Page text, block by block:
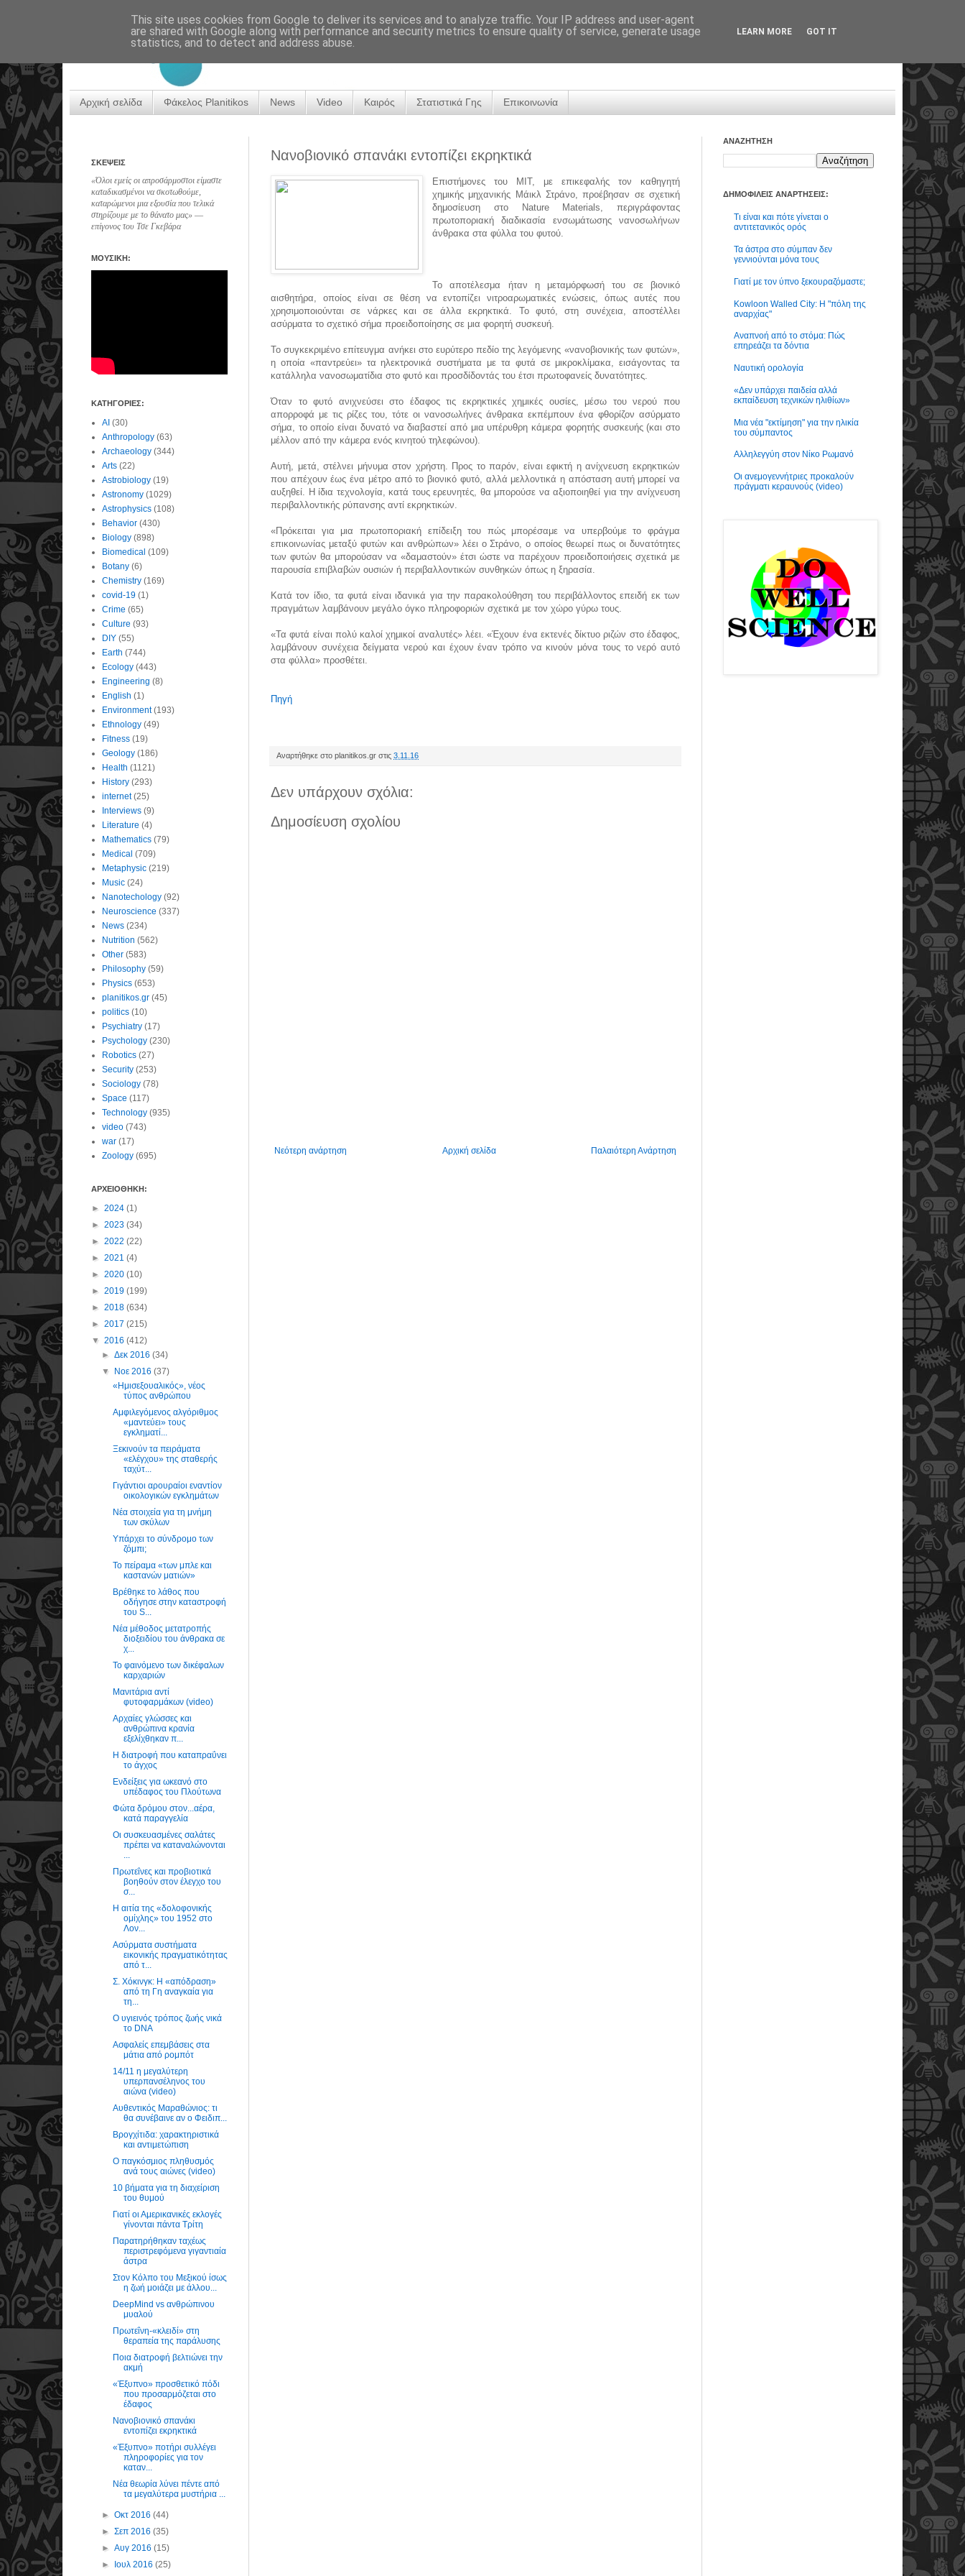
Αρχική σελίδα Φάκελος Planitikos News Video Καιρός Στατιστικά Γης Επικοινωνία
Νανοβιονικό σπανάκι εντοπίζει εκρηκτικά
Επιστήμονες του ΜΙΤ, με επικεφαλής τον καθηγητή
χημικής μηχανικής Μάικλ Στράνο, προέβησαν σε σχετική
δημοσίευση στο Nature Materials, περιγράφοντας
πρωτοποριακή διαδικασία ενσωμάτωσης νανοσωλήνων
άνθρακα στα φύλλα του φυτού.
Το αποτέλεσμα ήταν η μεταμόρφωσή του σε βιονικό
αισθητήρα, οποίος είναι σε θέση να εντοπίζει νιτροαρωματικές ενώσεις, όπως αυτές που
χρησιμοποιούνται σε νάρκες και σε άλλα εκρηκτικά. Το φυτό, στη συνέχεια, αποστέλλει
ασύρματα το σχετικό σήμα προειδοποίησης σε μια φορητή συσκευή.
Το συγκεκριμένο επίτευγμα ανήκει στο ευρύτερο πεδίο της λεγόμενης «νανοβιονικής των φυτών»,
η οποία «παντρεύει» τα ηλεκτρονικά συστήματα με τα φυτά σε μικροκλίμακα, εισάγοντας τα
κατάλληλα νανοσωματίδια στο φυτό και προσδίδοντάς του έτσι πρωτοφανείς δυνατότητες.
Όταν το φυτό ανιχνεύσει στο έδαφος τις εκρηκτικές χημικές ουσίες, μέσω του νερού που
απορροφά με τις ρίζες του, τότε οι νανοσωλήνες άνθρακα εκπέμπουν ένα φθορίζον ασύρματο
σήμα, το οποίο είναι δυνατό να διαβαστεί από μια υπέρυθρη κάμερα φορητής συσκευής (και στο
μέλλον από την κάμερα ενός κινητού τηλεφώνου).
Αυτή, μετά, στέλνει μήνυμα στον χρήστη. Προς το παρόν, είναι εφικτή η ανίχνευση εκρηκτικών
που απέχουν έως ένα μέτρο από το βιονικό φυτό, αλλά μελλοντικά η απόσταση αυτή μπορεί να
αυξηθεί. Η ίδια τεχνολογία, κατά τους ερευνητές, θα μπορούσε να αξιοποιηθεί για την ανίχνευση
περιβαλλοντικής ρύπανσης αντί εκρηκτικών.
«Πρόκειται για μια πρωτοποριακή επίδειξη του πώς μπορέσαμε να υπερβούμε το φράγμα
επικοινωνίας μεταξύ φυτών και ανθρώπων» λέει ο Στράνο, ο οποίος θεωρεί πως οι δυνατότητες
των φυτών θα μπορούσαν να «δαμαστούν» έτσι ώστε να παρέχουν προειδοποιήσεις σχετικά με
παρουσία επιβλαβών ουσιών ή περιβαλλοντικών συνθηκών όπως η ξηρασία.
Κατά τον ίδιο, τα φυτά είναι ιδανικά για την παρακολούθηση του περιβάλλοντος επειδή εκ των
πραγμάτων λαμβάνουν μεγάλο όγκο πληροφοριών σχετικά με τον χώρο γύρω τους.
«Τα φυτά είναι πολύ καλοί χημικοί αναλυτές» λέει. «Έχουν ένα εκτενές δίκτυο ριζών στο έδαφος,
λαμβάνουν συνέχεια δείγματα νερού και έχουν έναν τρόπο να κινούν μόνα τους το νερό αυτό
στα φύλλα» προσθέτει.
Πηγή
Αναρτήθηκε στο planitikos.gr στις 3.11.16
Δεν υπάρχουν σχόλια:
Δημοσίευση σχολίου
Νεότερη ανάρτηση Παλαιότερη Ανάρτηση
Αρχική σελίδα
ΣΚΕΨΕΙΣ
«Όλοι εμείς οι απροσάρμοστοι είμαστε
καταδικασμένοι να σκοτωθούμε,
καταρώμενοι μια εξουσία που τελικά
στηρίζουμε με το θάνατο μας» ―
επίγονος του Τσε Γκεβάρα
ΜΟΥΣΙΚΗ:
ΚΑΤΗΓΟΡΙΕΣ:
AI (30)
Anthropology (63)
Archaeology (344)
Arts (22)
Astrobiology (19)
Astronomy (1029)
Astrophysics (108)
Behavior (430)
Biology (898)
Biomedical (109)
Botany (6)
Chemistry (169)
covid-19 (1)
Crime (65)
Culture (93)
DIY (55)
Earth (744)
Ecology (443)
Engineering (8)
English (1)
Environment (193)
Ethnology (49)
Fitness (19)
Geology (186)
Health (1121)
History (293)
internet (25)
Interviews (9)
Literature (4)
Mathematics (79)
Medical (709)
Metaphysic (219)
Music (24)
Nanotechology (92)
Neuroscience (337)
News (234)
Nutrition (562)
Other (583)
Philosophy (59)
Physics (653)
planitikos.gr (45)
politics (10)
Psychiatry (17)
Psychology (230)
Robotics (27)
Security (253)
Sociology (78)
Space (117)
Technology (935)
video (743)
war (17)
Zoology (695)
ΑΡΧΕΙΟΘΗΚΗ:
► 2024 (1)
► 2023 (34)
► 2022 (22)
► 2021 (4)
► 2020 (10)
► 2019 (199)
► 2018 (634)
► 2017 (215)
▼ 2016 (412)
►Δεκ 2016(34)
▼ Νοε 2016(37)
«Ημισεξουαλικός», νέος
τύπος ανθρώπου
Αμφιλεγόμενος αλγόριθμος
«μαντεύει» τους
εγκληματί...
Ξεκινούν τα πειράματα
«ελέγχου» της σταθερής
ταχύτ...
Γιγάντιοι αρουραίοι εναντίον
οικολογικών εγκλημάτων
Νέα στοιχεία για τη μνήμη
των σκύλων
Υπάρχει το σύνδρομο των
ζόμπι;
Το πείραμα «των μπλε και
καστανών ματιών»
Βρέθηκε το λάθος που
οδήγησε στην καταστροφή
του S...
Νέα μέθοδος μετατροπής
διοξειδίου του άνθρακα σε
χ...
Το φαινόμενο των δικέφαλων
καρχαριών
Μανιτάρια αντί
φυτοφαρμάκων (video)
Αρχαίες γλώσσες και
ανθρώπινα κρανία
εξελίχθηκαν π...
Η διατροφή που καταπραΰνει
το άγχος
Ενδείξεις για ωκεανό στο
υπέδαφος του Πλούτωνα
Φώτα δρόμου στον...αέρα,
κατά παραγγελία
Οι συσκευασμένες σαλάτες
πρέπει να καταναλώνονται
Πρωτεΐνες και προβιοτικά
βοηθούν στον έλεγχο του
σ...
Η αιτία της «δολοφονικής
ομίχλης» του 1952 στο
Λον...
Ασύρματα συστήματα
εικονικής πραγματικότητας
από τ...
Σ. Χόκινγκ: Η «απόδραση»
από τη Γη αναγκαία για
τη...
Ο υγιεινός τρόπος ζωής νικά
το DNA
Ασφαλείς επεμβάσεις στα
μάτια από ρομπότ
14/11 η μεγαλύτερη
υπερπανσέληνος του
αιώνα (video)
Αυθεντικός Μαραθώνιος: τι
θα συνέβαινε αν ο Φειδιπ...
Βρογχίτιδα: χαρακτηριστικά
και αντιμετώπιση
Ο παγκόσμιος πληθυσμός
ανά τους αιώνες (video)
10 βήματα για τη διαχείριση
του θυμού
Γιατί οι Αμερικανικές εκλογές
γίνονται πάντα Τρίτη
Παρατηρήθηκαν ταχέως
περιστρεφόμενα γιγαντιαία
άστρα
Στον Κόλπο του Μεξικού ίσως
η ζωή μοιάζει με άλλου...
DeepMind vs ανθρώπινου
μυαλού
Πρωτεΐνη-«κλειδί» στη
θεραπεία της παράλυσης
Ποια διατροφή βελτιώνει την
ακμή
«Έξυπνο» προσθετικό πόδι
που προσαρμόζεται στο
έδαφος
Νανοβιονικό σπανάκι
εντοπίζει εκρηκτικά
«Έξυπνο» ποτήρι συλλέγει
πληροφορίες για τον
καταν...
Νέα θεωρία λύνει πέντε από
τα μεγαλύτερα μυστήρια ...
►Οκτ 2016(44)
►Σεπ 2016(35)
►Αυγ 2016(15)
► Ιουλ 2016(25)
ΑΝΑΖΗΤΗΣΗ
ΔΗΜΟΦΙΛΕΙΣ ΑΝΑΡΤΗΣΕΙΣ:
Τι είναι και πότε γίνεται ο
αντιτετανικός ορός
Τα άστρα στο σύμπαν δεν
γεννιούνται μόνα τους
Γιατί με τον ύπνο ξεκουραζόμαστε;
Kowloon Walled City: Η "πόλη της
αναρχίας"
Αναπνοή από το στόμα: Πώς
επηρεάζει τα δόντια
Ναυτική ορολογία
«Δεν υπάρχει παιδεία αλλά
εκπαίδευση τεχνικών ηλιθίων»
Μια νέα "εκτίμηση" για την ηλικία
του σύμπαντος
Αλληλεγγύη στον Νίκο Ρωμανό
Οι ανεμογεννήτριες προκαλούν
πράγματι κεραυνούς (video)
This site uses cookies from Google to deliver its services and to analyze traffic. Your IP address and user-agent
are shared with Google along with performance and security metrics to ensure quality of service, generate usage
statistics, and to detect and address abuse.
LEARN MORE GOT IT